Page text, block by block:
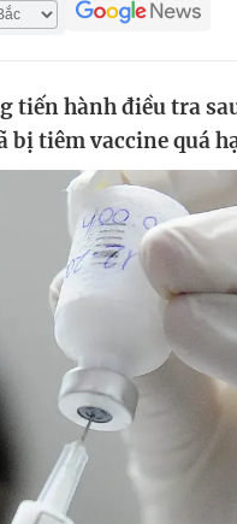
sinh
tiến hành điều tra
bị tiêm vaccine quá